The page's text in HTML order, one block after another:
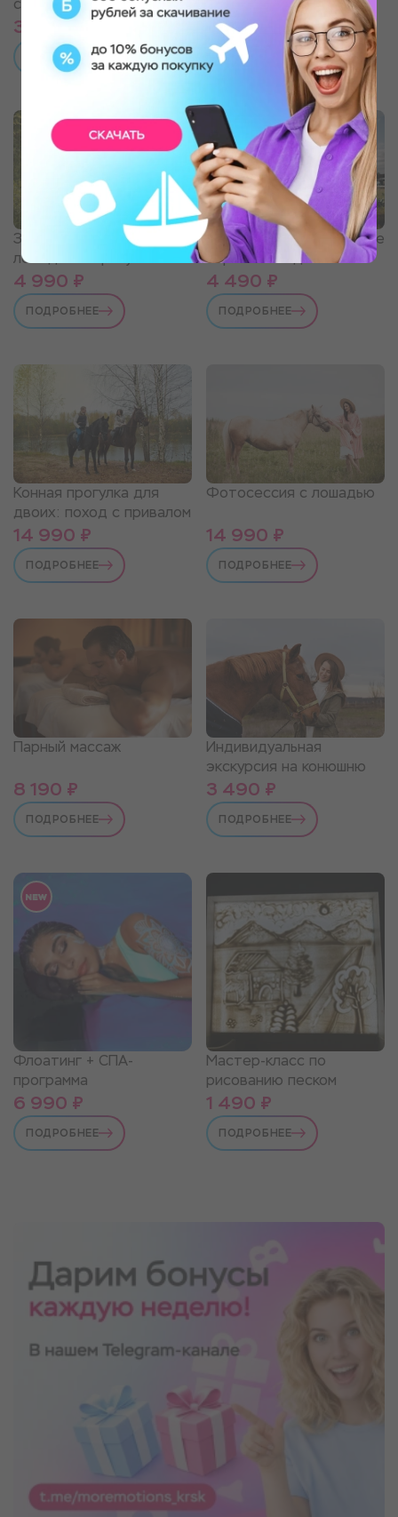
созданию эбру
3 490 ₽
ПОДРОБНЕЕ
4 090 ₽
ПОДРОБНЕЕ
Занятие по управлению
лошадью с прогулкой
4 990 ₽
ПОДРОБНЕЕ
Индивидуальное занятие
верховой ездой
4 490 ₽
ПОДРОБНЕЕ
Конная прогулка для
двоих: поход с привалом
14 990 ₽
ПОДРОБНЕЕ
Фотосессия с лошадью
14 990 ₽
ПОДРОБНЕЕ
Парный массаж
8 190 ₽
ПОДРОБНЕЕ
Индивидуальная
экскурсия на конюшню
3 490 ₽
ПОДРОБНЕЕ
Флоатинг + СПА-
программа
6 990 ₽
ПОДРОБНЕЕ
Мастер-класс по
рисованию песком
1 490 ₽
ПОДРОБНЕЕ